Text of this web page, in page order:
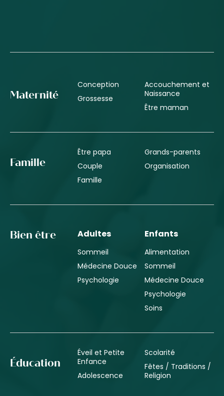
Maternité
Conception
Grossesse
Accouchement et
Naissance
Être maman
Famille
Être papa
Couple
Famille
Grands-parents
Organisation
Bien être Adultes
Sommeil
Médecine Douce
Psychologie
Enfants
Alimentation
Sommeil
Médecine Douce
Psychologie
Soins
Éducation
Éveil et Petite
Enfance
Adolescence
Scolarité
Fêtes / Traditions /
Religion